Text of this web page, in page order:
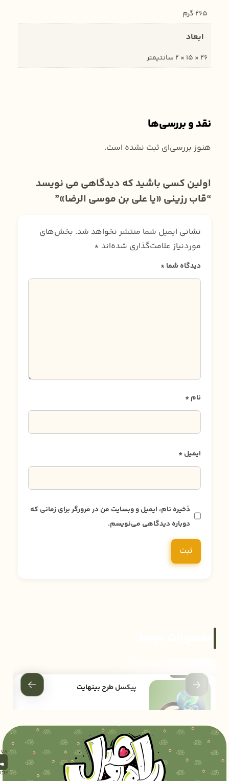
265 گرم
ابعاد
26 × 15 × 2 سانتیمتر
نقد و بررسی‌ها
هنوز بررسی‌ای ثبت نشده است.
اولین کسی باشید که دیدگاهی می نویسد
“قاب رزینی «یا علی بن موسی الرضا»”
نشانی ایمیل شما منتشر نخواهد شد. بخش‌های
موردنیاز علامت‌گذاری شده‌اند *
دیدگاه شما*
نام*
ایمیل*
ذخیره نام، ایمیل و وبسایت من در مرورگر برای زمانی که
دوباره دیدگاهی می‌نویسم.
پیکسل طرح بینهایت
تومان
12تا18)